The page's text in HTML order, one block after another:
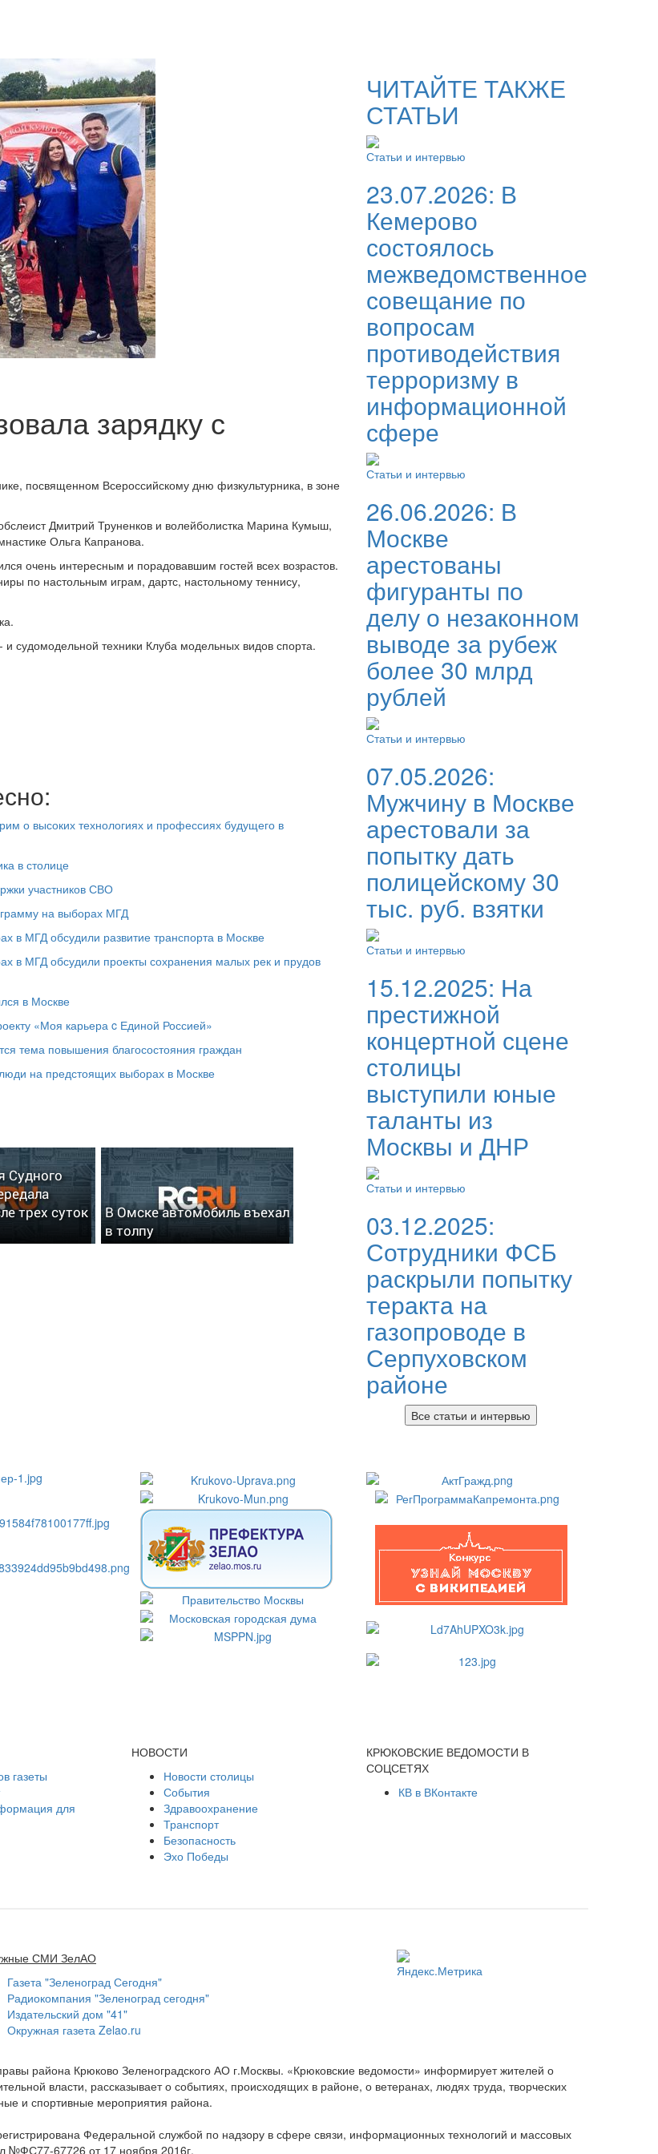
зарядку с
посвященном Всероссийскому дню физкультурника, в зоне
Дмитрий Труненков и волейболистка Марина Кумыш,
Ольга Капранова.
очень интересным и порадовавшим гостей всех возрастов.
по настольным играм, дартс, настольному теннису,
судомодельной техники Клуба модельных видов спорта.
о высоких технологиях и профессиях будущего в
в столице
участников СВО
на выборах МГД
в МГД обсудили развитие транспорта в Москве
в МГД обсудили проекты сохранения малых рек и прудов
в Москве
«Моя карьера c Единой Россией»
тема повышения благосостояния граждан
на предстоящих выборах в Москве
Судного
трех суток
В Омске автомобиль въехал
в толпу
ЧИТАЙТЕ ТАКЖЕ
СТАТЬИ
Статьи и интервью
23.07.2026: В
Кемерово
состоялось
межведомственное
совещание по
вопросам
противодействия
терроризму в
информационной
сфере
Статьи и интервью
26.06.2026: В
Москве
арестованы
фигуранты по
делу о незаконном
выводе за рубеж
более 30 млрд
рублей
Статьи и интервью
07.05.2026:
Мужчину в Москве
арестовали за
попытку дать
полицейскому 30
тыс. руб. взятки
Статьи и интервью
15.12.2025: На
престижной
концертной сцене
столицы
выступили юные
таланты из
Москвы и ДНР
Статьи и интервью
03.12.2025:
Сотрудники ФСБ
раскрыли попытку
теракта на
газопроводе в
Серпуховском
районе
Все статьи и интервью
газеты
для
НОВОСТИ
Новости столицы
События
Здравоохранение
Транспорт
Безопасность
Эхо Победы
КРЮКОВСКИЕ ВЕДОМОСТИ В
СОЦСЕТЯХ
КВ в ВКонтакте
СМИ ЗелАО
Газета "Зеленоград Сегодня"
Радиокомпания "Зеленоград сегодня"
Издательский дом "41"
Окружная газета Zelao.ru
района Крюково Зеленоградского АО г.Москвы. «Крюковские ведомости» информирует жителей о
власти, рассказывает о событиях, происходящих в районе, о ветеранах, людях труда, творческих
и спортивные мероприятия района.
Федеральной службой по надзору в сфере связи, информационных технологий и массовых
№ФС77-67726 от 17 ноября 2016г.